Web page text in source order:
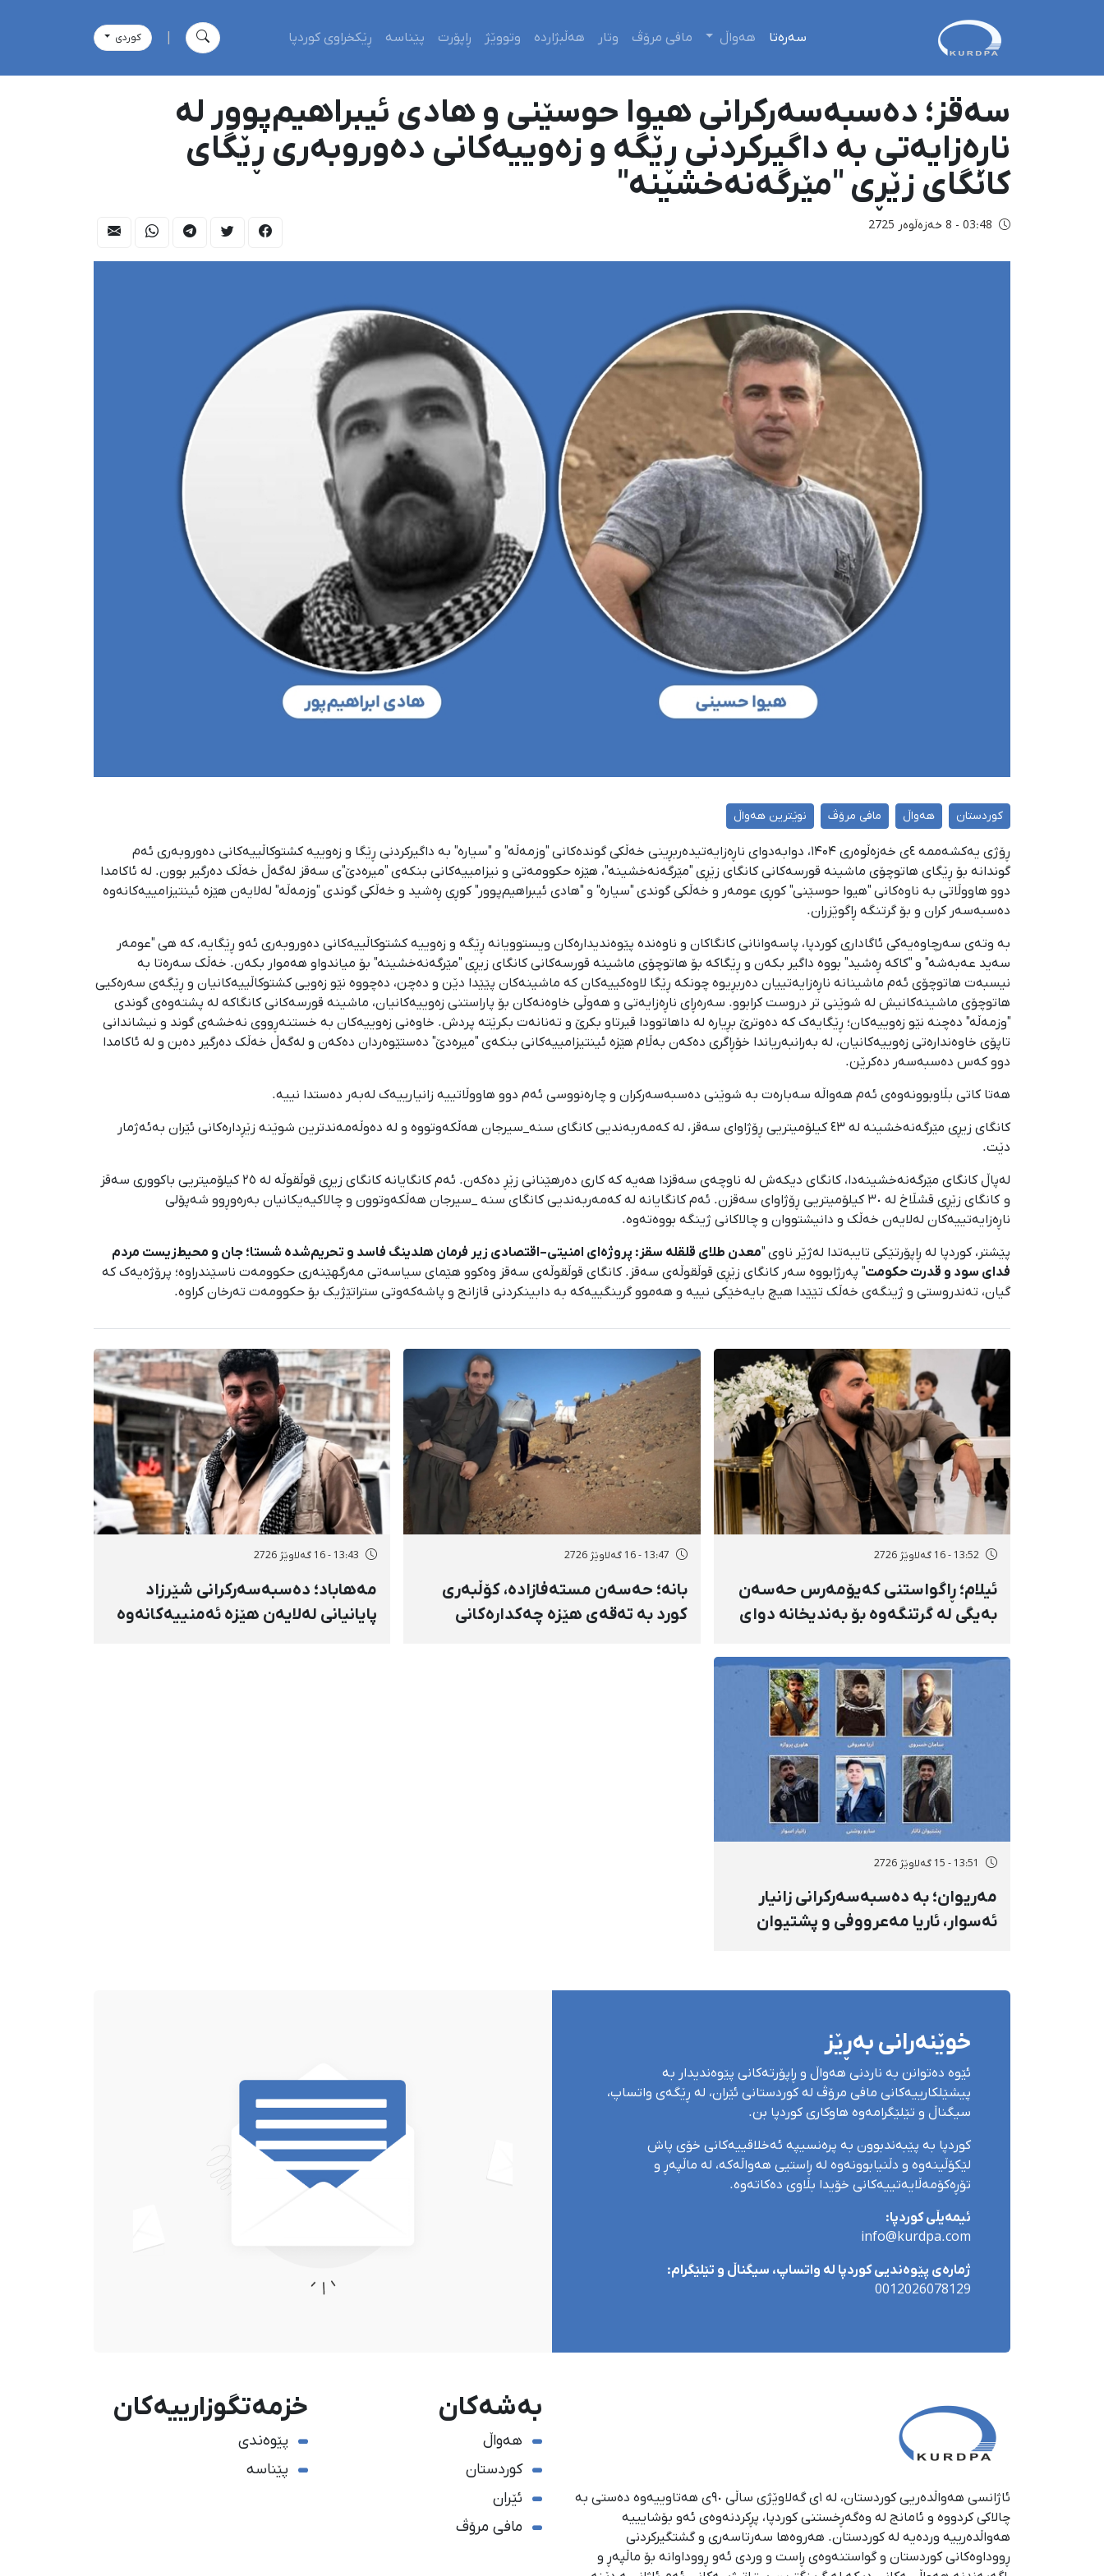
سەرەتا هەواڵ مافی مرۆڤ وتار هەڵبژاردە وتووێژ ڕاپۆرت پێناسە ڕێکخراوی کوردپا كوردی
سەقز؛ دەسبەسەرکرانی هیوا حوسێنی و هادی ئیبراهیم‌پوور لە
ناڕەزایەتی بە داگیرکردنی ڕێگە و زەوییەکانی دەوروبەری ڕێگای
کانگای زێڕی "مێرگەنەخشینە"
03:48 - 8 خەزەڵوەر 2725
کوردستان هەواڵ مافی مرۆڤ نوێترین هەواڵ
ڕۆژی یەکشەممه ٤ی خەزەڵوەری ۱۴۰۴، دوابەدوای ناڕەزایەتیدەربڕینی خەڵکی گوندەکانی "وزمەڵە" و "سیارە" بە داگیرکردنی ڕێگا و زەوییە کشتوکاڵییەکانی دەوروبەری ئەم
گوندانە بۆ ڕێگای هاتوچۆی ماشینە قورسەکانی کانگای زێڕی "مێرگەنەخشینە"، هێزە حکوومەتی و نیزامییەکانی بنکەی "میرەدێ"ی سەقز لەگەڵ خەڵک دەرگیر بوون. لە ئاکامدا
دوو هاووڵاتی بە ناوەکانی "هیوا حوسێنی" کوڕی عومەر و خەڵکی گوندی "سیارە" و "هادی ئیبراهیم‌پوور" کوڕی ڕەشید و خەڵکی گوندی "وزمەڵە" لەلایەن هێزە ئینتیزامییەکانەوە
دەسبەسەر کران و بۆ گرتنگە ڕاگوێزران.
بە وتەی سەرچاوەیەکی ئاگاداری کوردپا، پاسەوانانی کانگاکان و ناوەندە پێوەندیدارەکان ویستوویانە ڕێگە و زەوییە کشتوکاڵییەکانی دەوروبەری ئەو ڕێگایە، کە هی "عومەر
سەید عەبەشە" و "کاکە ڕەشید" بووە داگیر بکەن و ڕێگاکە بۆ هاتوچۆی ماشینە قورسەکانی کانگای زیڕی "مێرگەنەخشینە" بۆ میاندواو هەموار بکەن. خەڵک سەرەتا بە
نیسبەت هاتوچۆی ئەم ماشینانە ناڕەزایەتییان دەربڕیوە چونکە ڕێگا لاوەکییەکان کە ماشینەکان پێێدا دێن و دەچن، دەچووە نێو زەویی کشتوکاڵییەکانیان و ڕێگەی سەرەکیی
هاتوچۆی ماشینەکانیش لە شوێنی تر دروست کرابوو. سەرەڕای ناڕەزایەتی و هەوڵی خاوەنەکان بۆ پاراستنی زەوییەکانیان، ماشینە قورسەکانی کانگاکە لە پشتەوەی گوندی
"وزمەڵە" دەچنە نێو زەوییەکان؛ ڕێگایەک کە دەوترێ بڕیارە لە داهاتوودا قیرتاو بکرێ و تەنانەت بکرێتە پردش. خاوەنی زەوییەکان بە خستنەڕووی نەخشەی گوند و نیشاندانی
تاپۆی خاوەندارەتی زەوییەکانیان، لە بەرانبەریاندا خۆڕاگری دەکەن بەڵام هێزە ئینتیزامییەکانی بنکەی "میرەدێ" دەستێوەردان دەکەن و لەگەڵ خەڵک دەرگیر دەبن و لە ئاکامدا
دوو کەس دەسبەسەر دەکرێن.
هەتا کاتی بڵاوبوونەوەی ئەم هەواڵە سەبارەت بە شوێنی دەسبەسەرکران و چارەنووسی ئەم دوو هاووڵاتییە زانیارییەک لەبەر دەستدا نییە.
کانگای زیڕی مێرگەنەخشینە لە ٤٣ کیلۆمیتریی ڕۆژاوای سەقز، لە کەمەربەندیی کانگای سنە_سیرجان هەڵکەوتووە و لە دەوڵەمەندترین شوێنە زێڕدارەکانی ئێران بەئەژمار
دێت.
لەپاڵ کانگای مێرگەنەخشینەدا، کانگای دیکەش لە ناوچەی سەقزدا هەیە کە کاری دەرهێنانی زێڕ دەکەن. ئەم کانگایانە کانگای زیڕی قوڵقوڵە لە ٢٥ کیلۆمیتریی باکووری سەقز
و کانگای زێڕی قشڵاخ لە ٣٠ کیلۆمیتریی ڕۆژاوای سەقزن. ئەم کانگایانە لە کەمەربەندیی کانگای سنە _سیرجان هەڵکەوتوون و چالاکیەیکانیان بەرەوڕوو شەپۆلی
ناڕەزایەتییەکان لەلایەن خەڵک و دانیشتووان و چالاکانی ژینگە بووەتەوە.
پێشتر، کوردپا لە ڕاپۆرتێکی تایبەتدا لەژێر ناوی "معدن طلای قلقله سقز: پروژه‌ای امنیتی–اقتصادی زیر فرمان هلدینگ فاسد و تحریم‌شده شستا؛ جان و محیط‌زیست مردم
فدای سود و قدرت حکومت" پەرژابووە سەر کانگای زێڕی قوڵقوڵەی سەقز. کانگای قوڵقوڵەی سەقز وەکوو هێمای سیاسەتی مەرگهێنەری حکوومەت ناسێندراوە؛ پرۆژەیەک کە
گیان، تەندروستی و ژینگەی خەڵک تێێدا هیچ بایەخێکی نییە و هەموو گرینگییەکە بە دابینکردنی قازانج و پاشەکەوتی ستراتێژیک بۆ حکوومەت تەرخان کراوە.
13:52 - 16 گەلاوێژ 2726
ئیلام؛ ڕاگواستنی کەیۆمەرس حەسەن
بەیگی لە گرتنگەوە بۆ بەندیخانە دوای
توندوتیژانە
13:47 - 16 گەلاوێژ 2726
بانه؛ حەسەن مستەفازادە، کۆڵبەری
کورد بە تەقەی هێزە چەکدارەکانی
13:43 - 16 گەلاوێژ 2726
مەهاباد؛ دەسبەسەرکرانی شێرزاد
پایانیانی لەلایەن هێزە ئەمنییەکانەوە
13:51 - 15 گەلاوێژ 2726
مەریوان؛ بە دەسبەسەرکرانی زانیار
ئەسوار، ئاریا مەعرووفی و پشتیوان
کەس زیادی کرد
خوێنەرانی بەڕێز
ئێوە دەتوانن بە ناردنی هەواڵ و ڕاپۆرتەکانی پێوەندیدار بە
پیشێلکارییەکانی مافی مرۆڤ لە کوردستانی ئێران، لە ڕێگەی واتساپ،
سیگناڵ و تێلێگرامەوە هاوکاری کوردپا بن.
کوردپا بە پێبەندبوون بە پرەنسیپە ئەخلاقییەکانی خۆی پاش
لێکۆڵینەوە و دڵنیابوونەوە لە ڕاستیی هەواڵەکە، لە ماڵپەڕ و
تۆڕەکۆمەڵایەتییەکانی خۆیدا بڵاوی دەکاتەوە.
ئیمەیڵی کوردپا:
info@kurdpa.com
ژمارەی پێوەندیی کوردپا لە واتساپ، سیگناڵ و تێلێگرام:
0012026078129
ئاژانسی هەواڵدەریی کوردستان، لە ١ی گەلاوێژی ساڵی ٩٠ی هەتاوییەوە دەستی بە
چالاکی کردووە و ئامانج لە وەگەڕخستنی كوردپا، پڕكردنەوەی ئەو بۆشایییە
هەواڵدەرییە وردەیە لە كوردستان. هەروەها سەرتاسەری و گشتگیركردنی
ڕووداوەكانی كوردستان و گواستنەوەی ڕاست و وردی ئەو ڕووداوانە بۆ ماڵپەڕ و
بەشەکان
هەواڵ
کوردستان
ئێران
مافی مرۆڤ
خزمەتگوزارییەکان
پێوەندی
پێناسە